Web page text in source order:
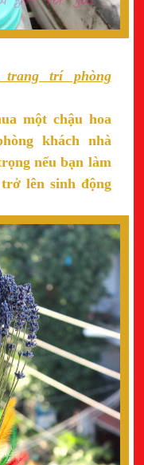
trí phòng
một chậu hoa
khách nhà
nếu bạn làm
lên sinh động